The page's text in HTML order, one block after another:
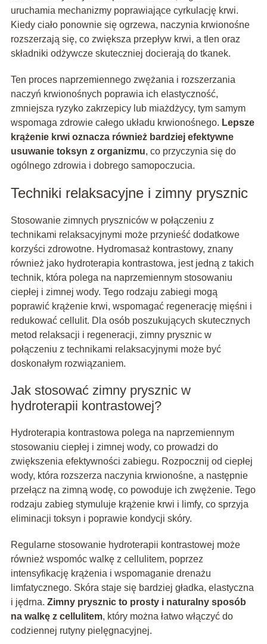
uruchamia mechanizmy poprawiające cyrkulację krwi.
Kiedy ciało ponownie się ogrzewa, naczynia krwionośne
rozszerzają się, co zwiększa przepływ krwi, a tlen oraz
składniki odżywcze skuteczniej docierają do tkanek.
Ten proces naprzemiennego zwężania i rozszerzania
naczyń krwionośnych poprawia ich elastyczność,
zmniejsza ryzyko zakrzepicy lub miażdżycy, tym samym
wspomaga zdrowie całego układu krwionośnego. Lepsze
krążenie krwi oznacza również bardziej efektywne
usuwanie toksyn z organizmu, co przyczynia się do
ogólnego zdrowia i dobrego samopoczucia.
Techniki relaksacyjne i zimny prysznic
Stosowanie zimnych pryszniców w połączeniu z
technikami relaksacyjnymi może przynieść dodatkowe
korzyści zdrowotne. Hydromasaż kontrastowy, znany
również jako hydroterapia kontrastowa, jest jedną z takich
technik, która polega na naprzemiennym stosowaniu
ciepłej i zimnej wody. Tego rodzaju zabiegi mogą
poprawić krążenie krwi, wspomagać regenerację mięśni i
redukować cellulit. Dla osób poszukujących skutecznych
metod relaksacji i regeneracji, zimny prysznic w
połączeniu z technikami relaksacyjnymi może być
doskonałym rozwiązaniem.
Jak stosować zimny prysznic w
hydroterapii kontrastowej?
Hydroterapia kontrastowa polega na naprzemiennym
stosowaniu ciepłej i zimnej wody, co prowadzi do
zwiększenia efektywności zabiegu. Rozpocznij od ciepłej
wody, która rozszerza naczynia krwionośne, a następnie
przełącz na zimną wodę, co powoduje ich zwężenie. Tego
rodzaju zabieg stymuluje krążenie krwi i limfy, co sprzyja
eliminacji toksyn i poprawie kondycji skóry.
Regularne stosowanie hydroterapii kontrastowej może
również wspomóc walkę z cellulitem, poprzez
intensyfikację krążenia i wspomaganie drenażu
limfatycznego. Skóra staje się bardziej gładka, elastyczna
i jędrna. Zimny prysznic to prosty i naturalny sposób
na walkę z cellulitem, który można łatwo włączyć do
codziennej rutyny pielęgnacyjnej.